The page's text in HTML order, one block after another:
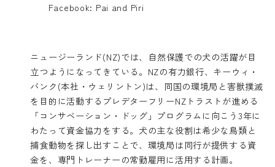
Facebook: Pai and Piri
ニュージーランド(NZ)では、自然保護での犬の活躍が目
立つようになってきている。NZの有力銀行、キーウィ・
バンク(本社・ウェリントン)は、同国の環境局と害獣撲滅
を目的に活動するプレデターフリーNZトラストが進める
「コンサベーション・ドッグ」プログラムに向こう3年に
わたって資金協力をする。犬の主な役割は希少な鳥類と
捕食動物を探し出すことで、環境局は同行が提供する資
金を、専門トレーナーの常勤雇用に活用する計画。